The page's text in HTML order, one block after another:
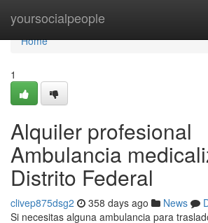
yoursocialpeople
Home
Home
1
Alquiler profesional
Ambulancia
Distrito Federal
clivep875dsg2 358 days ago News
Si necesitas alguna ambulancia para